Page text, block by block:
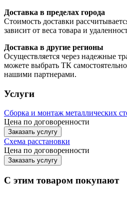
Доставка в пределах города
Стоимость доставки
зависит от веса товара и
Доставка в другие регионы
Осуществляется через надежные
можете выбрать ТК
нашими партнерами.
Услуги
Сборка и монтаж металлических
Цена по договоренности
Заказать услугу
Схема расстановки
Цена по договоренности
Заказать услугу
С этим товаром покупают